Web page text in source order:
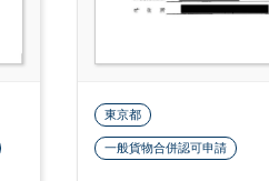
東京都
一般貨物合併認可申請